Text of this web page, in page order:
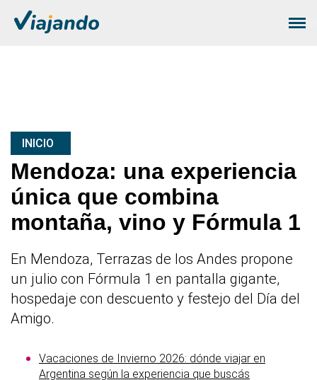
INICIO
Mendoza: una experiencia
única que combina
montaña, vino y Fórmula 1
En Mendoza, Terrazas de los Andes propone
un julio con Fórmula 1 en pantalla gigante,
hospedaje con descuento y festejo del Día del
Amigo.
Vacaciones de Invierno 2026: dónde viajar en
Argentina según la experiencia que buscás